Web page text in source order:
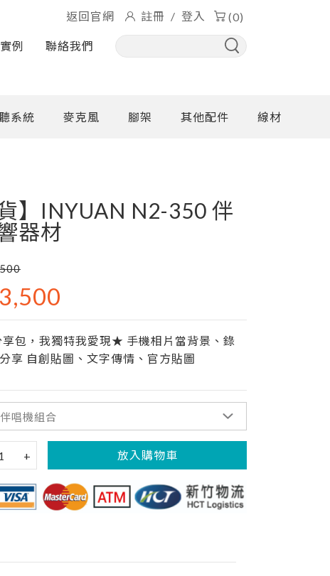
例 聯絡我們
返回官網 註冊 / 登入 (0)
系統 麥克風 腳架 其他配件 線材
貨】INYUAN N2-350 伴
器材
包，我獨特我愛現★ 手機相片當背景、錄
享 自創貼圖、文字傳情、官方貼圖
+ 放入購物車